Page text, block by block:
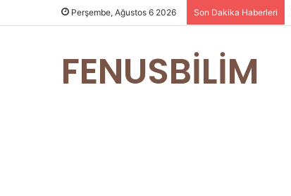
Perşembe, Ağustos 6 2026 Son Dakika Haberleri
FENUSBİLİM